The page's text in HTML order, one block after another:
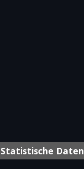
Statistische Daten